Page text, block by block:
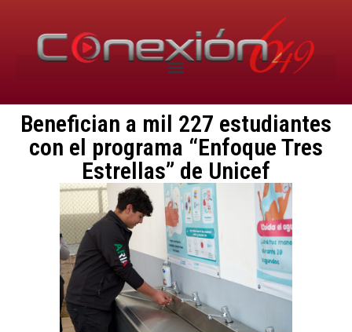
Benefician a mil 227 estudiantes
con el programa “Enfoque Tres
Estrellas” de Unicef